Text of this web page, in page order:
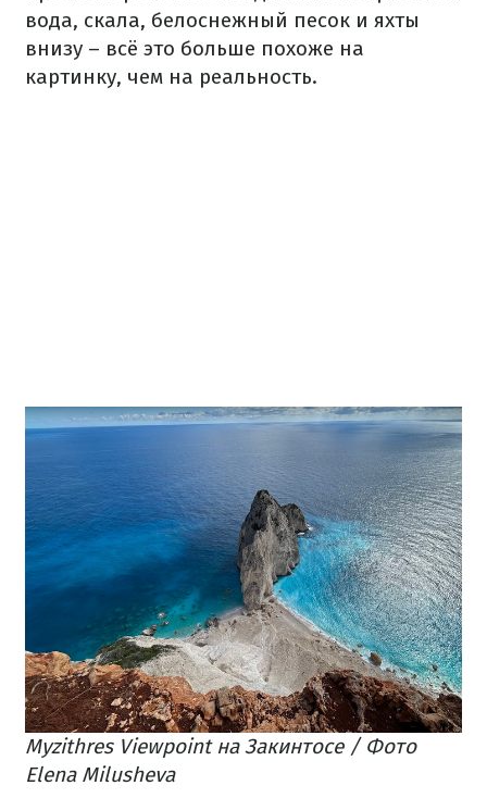
вода, скала, белоснежный песок и яхты
внизу – всё это больше похоже на
картинку, чем на реальность.
Myzithres Viewpoint на Закинтосе / Фото
Elena Milusheva